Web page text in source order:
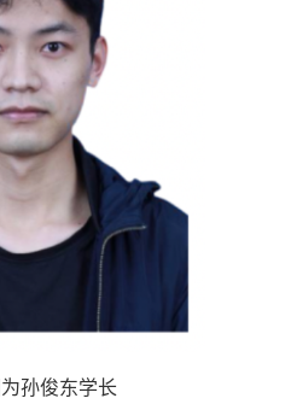
为孙俊东学长